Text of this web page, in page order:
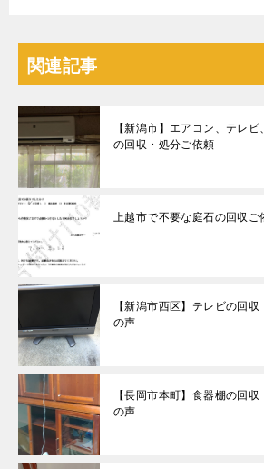
関連記事
【新潟市】エアコン、テレ
の回収・処分ご依頼
上越市で不要な庭石の回収
【新潟市西区】テレビの回
の声
【長岡市本町】食器棚の回
の声